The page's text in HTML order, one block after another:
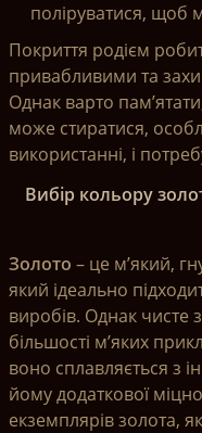
поліруватися, щоб
Покриття родієм
привабливими та
Однак варто
може стиратися,
використанні, і
Вибір кольору
Золото – це м’який,
який ідеально
виробів. Однак чисте
більшості м’яких
воно сплавляється з
йому додаткової
екземплярів золота,